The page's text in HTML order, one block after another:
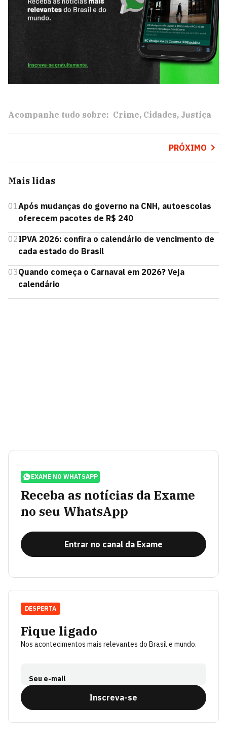
Acompanhe tudo sobre: Crime Cidades Justiça
PRÓXIMO
Mais lidas
01 Após mudanças do governo na CNH, autoescolas
oferecem pacotes de R$ 240
02IPVA 2026: confira o calendário de vencimento de
cada estado do Brasil
03Quando começa o Carnaval em 2026? Veja
calendário
EXAME NO WHATSAPP
Receba as notícias da Exame
no seu WhatsApp
Entrar no canal da Exame
Fique ligado
Nos acontecimentos mais relevantes do Brasil e mundo.
Seu e-mail
Inscreva-se
DESPERTA